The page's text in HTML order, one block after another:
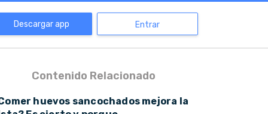
Descargar app Entrar
Contenido Relacionado
huevos sancochados mejora la